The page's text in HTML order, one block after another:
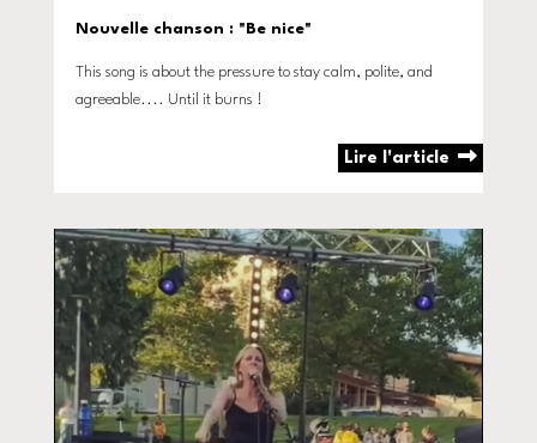
Nouvelle chanson : "Be nice"
This song is about the pressure to stay calm, polite, and
agreeable.... Until it burns !
Lire l'article